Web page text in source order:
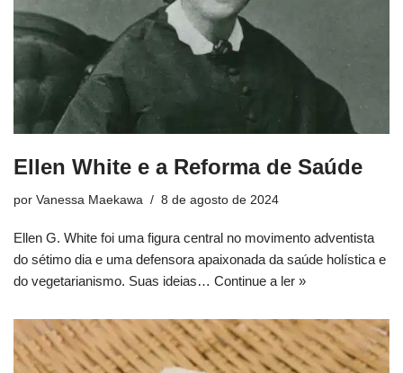
Ellen White e a Reforma de Saúde
por Vanessa Maekawa 8 de agosto de 2024
Ellen G. White foi uma figura central no movimento adventista
do sétimo dia e uma defensora apaixonada da saúde holística e
do vegetarianismo. Suas ideias… Continue a ler »